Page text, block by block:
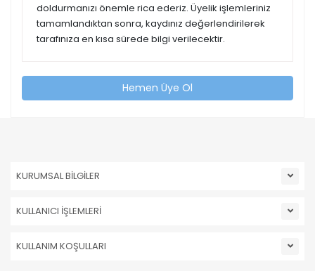
doldurmanızı önemle rica ederiz. Üyelik işlemleriniz
tamamlandıktan sonra, kaydınız değerlendirilerek
tarafınıza en kısa sürede bilgi verilecektir.
Hemen Üye Ol
KURUMSAL BİLGİLER
KULLANICI İŞLEMLERİ
KULLANIM KOŞULLARI